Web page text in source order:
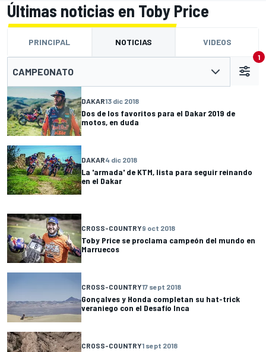
Últimas noticias en Toby Price
PRINCIPAL NOTICIAS VIDEOS
CAMPEONATO
1
DAKAR13 dic 2018
Dos de los favoritos para el Dakar 2019 de
motos, en duda
DAKAR4 dic 2018
La 'armada' de KTM, lista para seguir reinando
en el Dakar
CROSS-COUNTRY9 oct 2018
Toby Price se proclama campeón del mundo en
Marruecos
CROSS-COUNTRY17 sept 2018
Gonçalves y Honda completan su hat-trick
veraniego con el Desafío Inca
CROSS-COUNTRY1 sept 2018